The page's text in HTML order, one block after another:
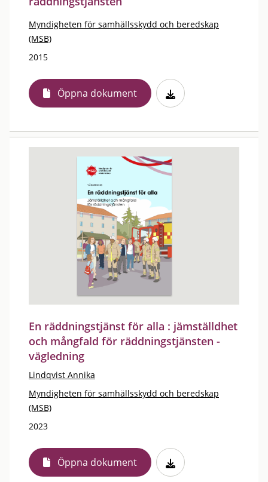
Myndigheten för samhällsskydd och beredskap
(MSB)
2015
Öppna dokument
En räddningstjänst för alla : jämställdhet
och mångfald för räddningstjänsten -
vägledning
Lindqvist Annika
Myndigheten för samhällsskydd och beredskap
(MSB)
2023
Öppna dokument